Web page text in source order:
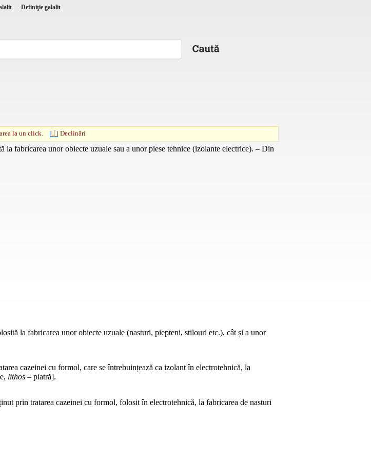
Definiţie galalit
la un click. Declinări
la fabricarea unor obiecte uzuale sau a unor piese tehnice (izolante electrice). – Din
la fabricarea unor obiecte uzuale (nasturi, piepteni, stilouri etc.), cât și a unor
cazeinei cu formol, care se întrebuințează ca izolant în electrotehnică, la
lithos – piatră].
prin tratarea cazeinei cu formol, folosit în electrotehnică, la fabricarea de nasturi